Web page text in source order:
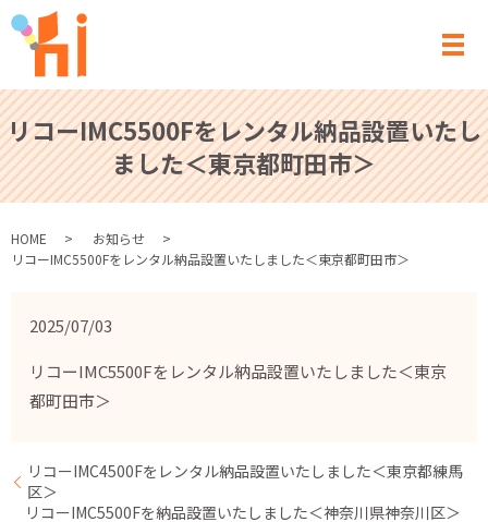
メ
リコーIMC5500Fをレンタル納品設置いたし
ました＜東京都町田市＞
HOME
お知らせ
リコーIMC5500Fをレンタル納品設置いたしました＜東京都町田市＞
2025/07/03
リコーIMC5500Fをレンタル納品設置いたしました＜東京
都町田市＞
リコーIMC4500Fをレンタル納品設置いたしました＜東京都練馬
区＞
リコーIMC5500Fを納品設置いたしました＜神奈川県神奈川区＞